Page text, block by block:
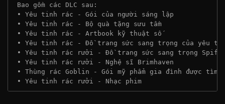
Bao gồm các DLC sau:
• Yêu tinh rác - Gói của người sáng lập
• Yêu tinh rác - Bộ quà tặng sưu tầm
• Yêu tinh rác - Artbook kỹ thuật số
• Yêu tinh rác - Đồ trang sức sang trọng của yêu
• Yêu tinh rác rưởi - Đồ trang sức sang trọng
• Yêu tinh rác rưởi - Nghệ sĩ Brimhaven
• Thùng rác Goblin - Gói mỹ phẩm gia đình được tìm
• Yêu tinh rác rưởi - Nhạc phim